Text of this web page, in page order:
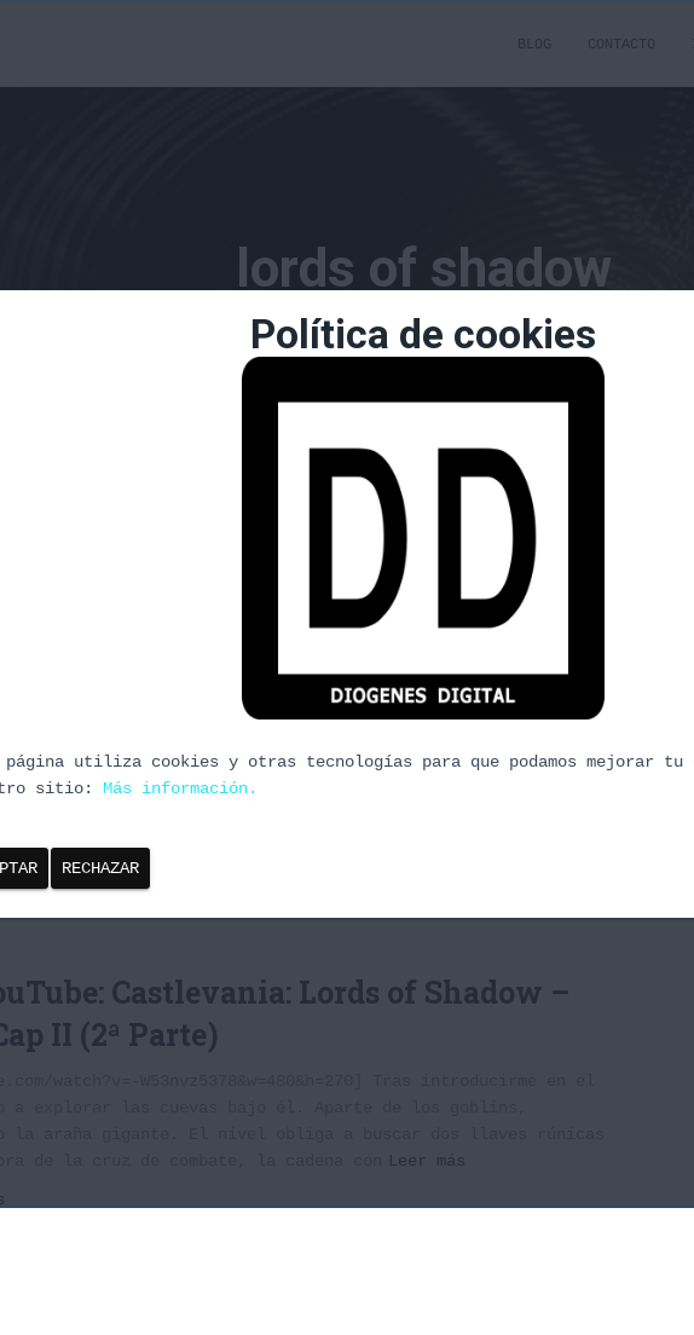
BLOG CONTACTO
lords of shadow
Castlevania: Lords of Shadow –
II (3ª Parte)
watch?v=dkszo334ccA] Tras mejorar el arma, nos vemos frente
de guerra. Una vez abierta la puerta entraremos de lleno en
avanzar
Leer más
Castlevania: Lords of Shadow –
II (2ª Parte)
Leer más
Política de cookies
página utiliza cookies y otras tecnologías para que podamos mejorar tu
sitio: Más información.
RECHAZAR